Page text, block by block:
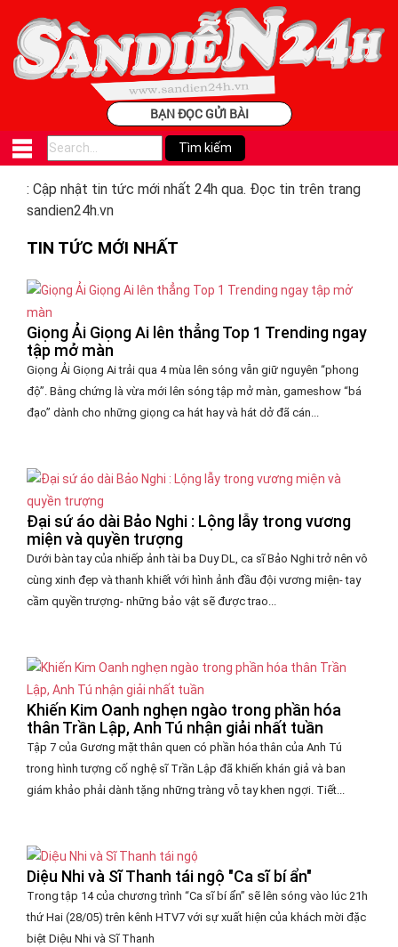
BẠN ĐỌC GỬI BÀI
: Cập nhật tin tức mới nhất 24h qua. Đọc tin trên trang
sandien24h.vn
TIN TỨC MỚI NHẤT
Giọng Ải Giọng Ai lên thẳng Top 1 Trending ngay
tập mở màn
Giọng Ải Giọng Ai trải qua 4 mùa lên sóng vẫn giữ nguyên “phong
độ”. Bằng chứng là vừa mới lên sóng tập mở màn, gameshow “bá
đạo” dành cho những giọng ca hát hay và hát dở đã cán...
Đại sứ áo dài Bảo Nghi : Lộng lẫy trong vương
miện và quyền trượng
Dưới bàn tay của nhiếp ảnh tài ba Duy DL, ca sĩ Bảo Nghi trở nên vô
cùng xinh đẹp và thanh khiết với hình ảnh đầu đội vương miện- tay
cầm quyền trượng- những bảo vật sẽ được trao...
Khiến Kim Oanh nghẹn ngào trong phần hóa
thân Trần Lập, Anh Tú nhận giải nhất tuần
Tập 7 của Gương mặt thân quen có phần hóa thân của Anh Tú
trong hình tượng cố nghệ sĩ Trần Lập đã khiến khán giả và ban
giám khảo phải dành tặng những tràng vỗ tay khen ngợi. Tiết...
Diệu Nhi và Sĩ Thanh tái ngộ "Ca sĩ bí ẩn"
Trong tập 14 của chương trình “Ca sĩ bí ẩn” sẽ lên sóng vào lúc 21h
thứ Hai (28/05) trên kênh HTV7 với sự xuất hiện của khách mời đặc
biệt Diệu Nhi và Sĩ Thanh